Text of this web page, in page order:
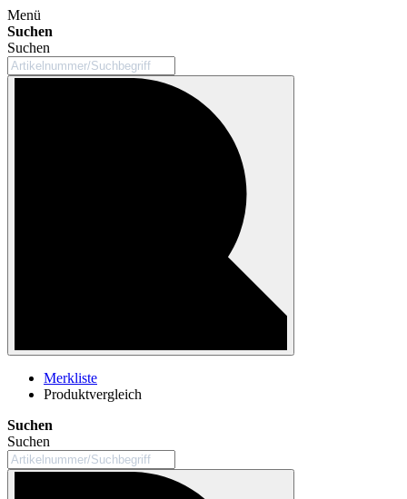
Menü
Suchen
Suchen
Merkliste
Produktvergleich
Suchen
Suchen